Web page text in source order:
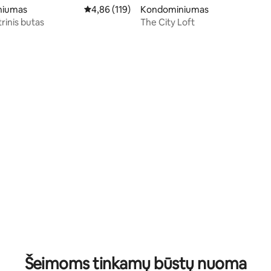
iš 5, atsiliepimų: 18
Vidutinis įvertinimas: 4,86 iš 5, atsiliepimų: 119
4,86 (119)
butas
Kondominiumas
The City Loft
Šeimoms tinkamų būstų nuoma